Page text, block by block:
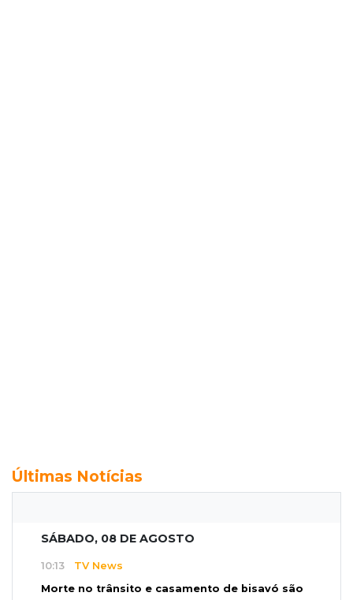
Últimas Notícias
SÁBADO, 08 DE AGOSTO
10:13 TV News
Morte no trânsito e casamento de bisavó são